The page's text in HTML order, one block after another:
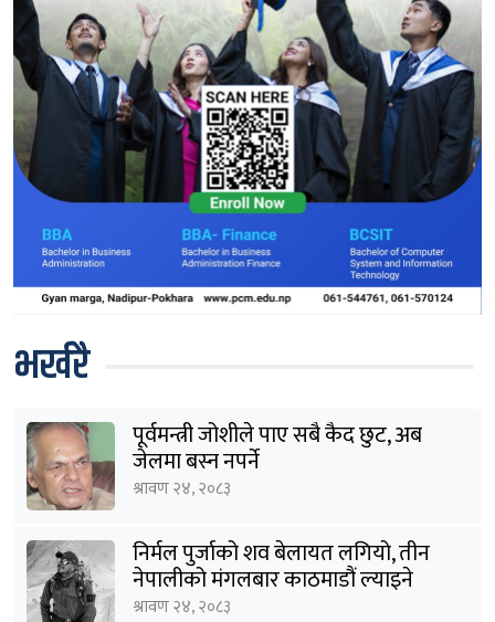
भर्खरै
पूर्वमन्त्री जोशीले पाए सबै कैद छुट, अब
जेलमा बस्न नपर्ने
श्रावण २४, २०८३
निर्मल पुर्जाको शव बेलायत लगियो, तीन
नेपालीको मंगलबार काठमाडौं ल्याइने
श्रावण २४, २०८३